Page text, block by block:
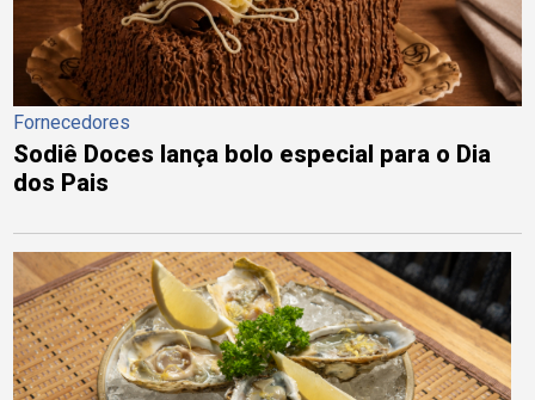
Fornecedores
Sodiê Doces lança bolo especial para o Dia
dos Pais